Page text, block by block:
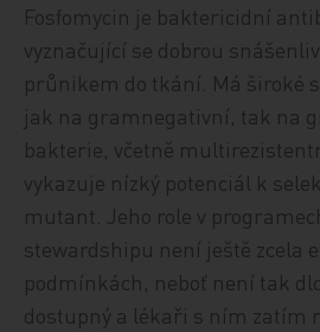
Fosfomycin je baktericidní
vyznačující se dobrou
průnikem do tkání. Má široké
jak na gramnegativní, tak na
bakterie, včetně
vykazuje nízký potenciál k
mutant. Jeho role v
stewardshipu není ještě zcela
podmínkách, neboť není tak
dostupný a lékaři s ním zatím